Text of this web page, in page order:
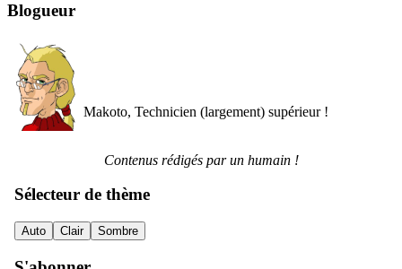
Blogueur
Makoto, Technicien (largement) supérieur !
Contenus rédigés par un humain !
Sélecteur de thème
Auto Clair Sombre